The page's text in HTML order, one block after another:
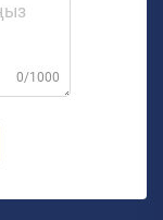
0/1000